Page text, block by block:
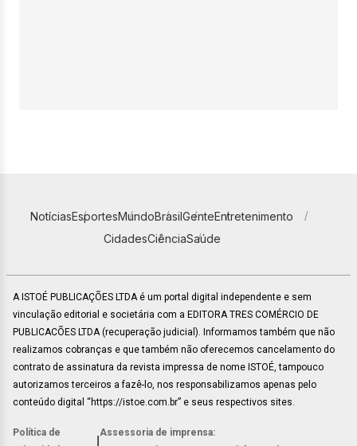
NotíciasEsportesMundoBrasilGenteEntretenimento
CidadesCiênciaSaúde
A ISTOÉ PUBLICAÇÕES LTDA é um portal digital independente e sem
vinculação editorial e societária com a EDITORA TRES COMÉRCIO DE
PUBLICACÕES LTDA (recuperação judicial). Informamos também que não
realizamos cobranças e que também não oferecemos cancelamento do
contrato de assinatura da revista impressa de nome ISTOÉ, tampouco
autorizamos terceiros a fazê-lo, nos responsabilizamos apenas pelo
conteúdo digital “https://istoe.com.br” e seus respectivos sites.
Política de
Assessoria de imprensa: